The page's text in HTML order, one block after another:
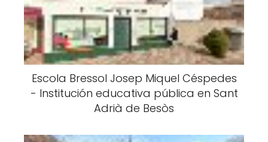
Escola Bressol Josep Miquel Céspedes
- Institución educativa pública en Sant
Adrià de Besòs